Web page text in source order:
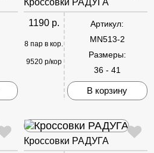
1190 р.
8 пар в кор.
9520 р/кор
Артикул:
MN513-2
Размеры:
36 - 41
В корзину
Кроссовки РАДУГА